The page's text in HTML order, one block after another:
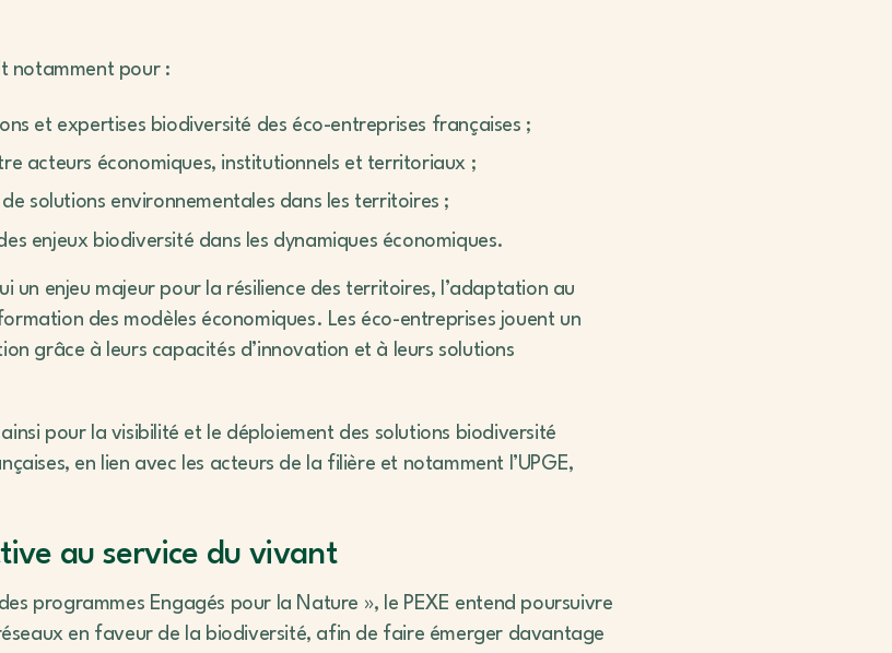
notamment pour :
et expertises biodiversité des éco-entreprises françaises ;
acteurs économiques, institutionnels et territoriaux ;
solutions environnementales dans les territoires ;
enjeux biodiversité dans les dynamiques économiques.
un enjeu majeur pour la résilience des territoires, l’adaptation au
des modèles économiques. Les éco-entreprises jouent un
grâce à leurs capacités d’innovation et à leurs solutions
pour la visibilité et le déploiement des solutions biodiversité
en lien avec les acteurs de la filière et notamment l’UPGE,
au service du vivant
programmes Engagés pour la Nature », le PEXE entend poursuivre
en faveur de la biodiversité, afin de faire émerger davantage